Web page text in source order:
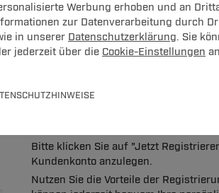
Werbung erhoben und an
zur Datenverarbeitung durch
in unserer Datenschutzerklärung. Sie
jederzeit über die Cookie-Einstellungen
hier mit Ihrer E-Mail-Adresse und
Bitte klicken Sie auf "Jetzt
Kundenkonto anzulegen.
Nutzen Sie die Vorteile der